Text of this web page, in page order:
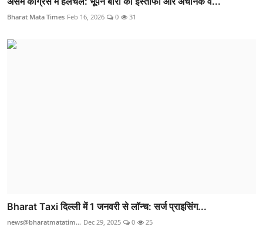
Bharat Mata Times Feb 16, 2026 0 31
Bharat Taxi दिल्ली में 1 जनवरी से लॉन्च: सर्ज प्राइसिंग...
news@bharatmatatim... Dec 29, 2025 0 25